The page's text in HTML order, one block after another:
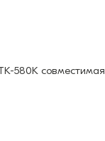
580K совместимая